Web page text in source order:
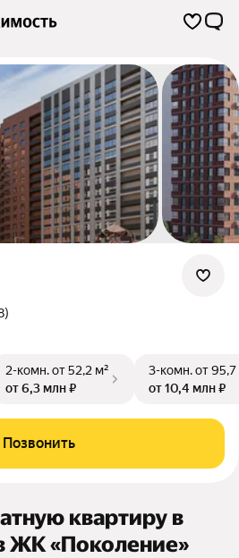
2-комн.от 52,2 м²
от 6,3 млн ₽
3-комн.от 95,7
от 10,4 млн ₽
Позвонить
квартиру в
ЖК «Поколение»